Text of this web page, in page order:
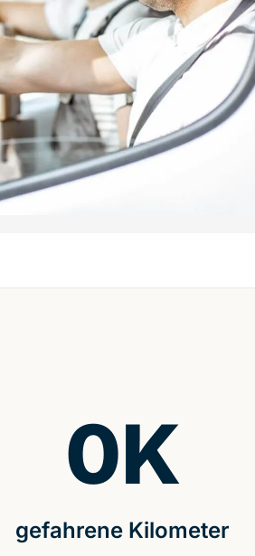
gefahrene Kilometer
0K